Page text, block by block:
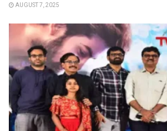
AUGUST 7, 2025